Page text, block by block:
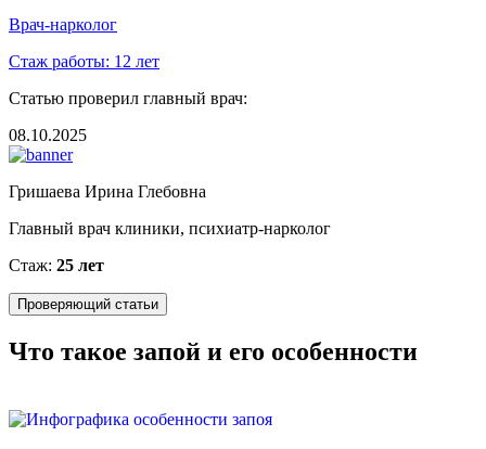
Врач-нарколог
Стаж работы: 12 лет
Статью проверил главный врач:
08.10.2025
Гришаева Ирина Глебовна
Главный врач клиники, психиатр-нарколог
Стаж: 25 лет
Проверяющий статьи
Что такое запой и его особенности